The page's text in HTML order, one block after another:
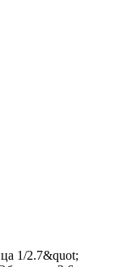
1/2.7&quot;